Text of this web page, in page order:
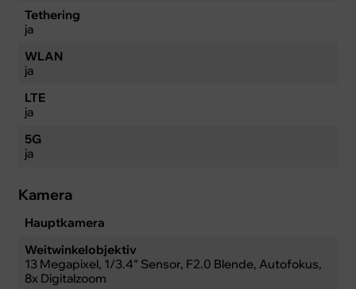
Tethering
ja
WLAN
ja
LTE
ja
5G
ja
Kamera
Hauptkamera
Weitwinkelobjektiv
13 Megapixel, 1/3.4“ Sensor, F2.0 Blende, Autofokus,
8x Digitalzoom